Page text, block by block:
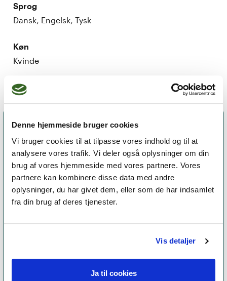
Denne hjemmeside bruger cookies
Vi bruger cookies til at tilpasse vores indhold og til at
analysere vores trafik. Vi deler også oplysninger om din
brug af vores hjemmeside med vores partnere. Vores
partnere kan kombinere disse data med andre
oplysninger, du har givet dem, eller som de har indsamlet
fra din brug af deres tjenester.
Vis detaljer
Ja til cookies
Sprog
Dansk, Engelsk, Tysk
Køn
Kvinde
Et medlemskab af Dansk Psykoterapeutforening
er et kvalitetsstempel. Alle vores medlemmer skal
erfaring for at få lov til at kalde sigpsykoterapeut